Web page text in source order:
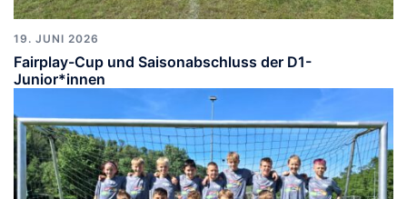
19. JUNI 2026
Fairplay-Cup und Saisonabschluss der D1-
Junior*innen